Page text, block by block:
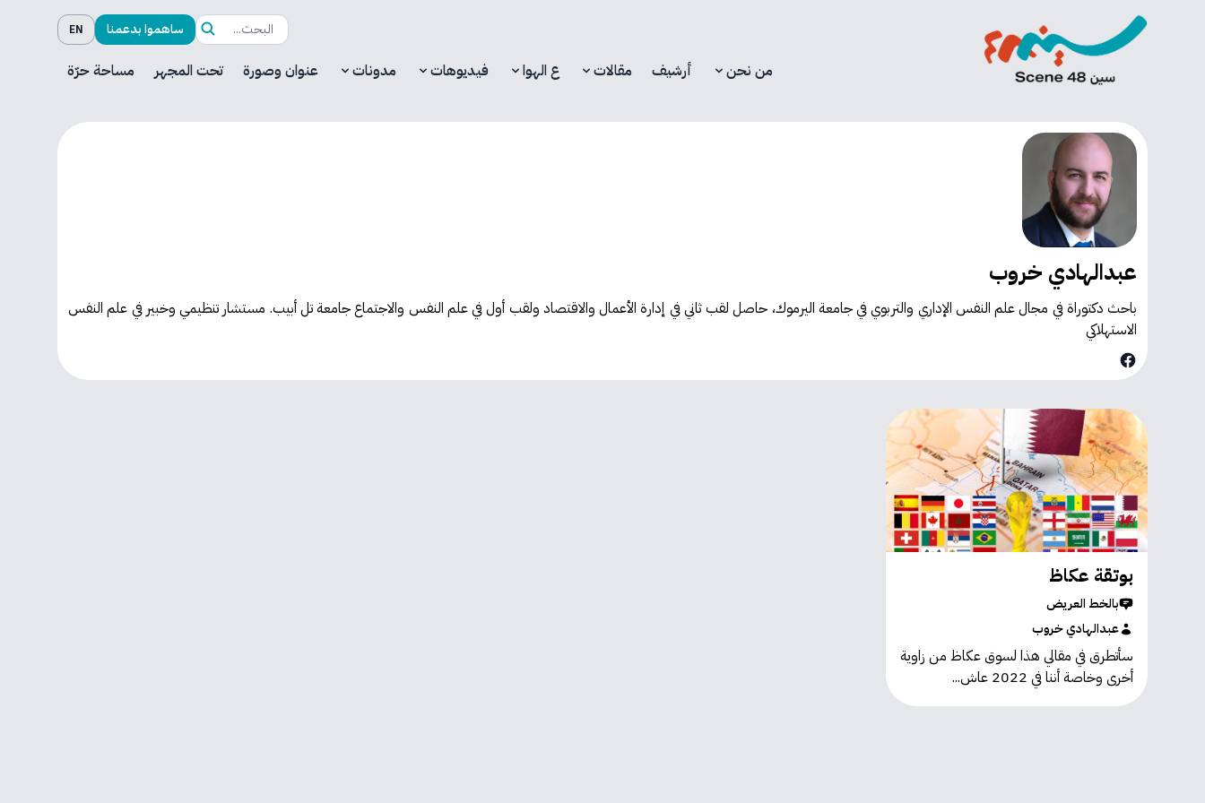
ساهموا بدعمنا EN
من نحن أرشيف مقالات ع الهوا فيديوهات مدونات عنوان وصورة تحت المجهر مساحة حرّة
عبدالهادي خروب
باحث دكتوراة في مجال علم النفس الإداري والتربوي في جامعة اليرموك، حاصل لقب ثاني في إدارة الأعمال والاقتصاد ولقب أول في علم النفس والاجتماع جامعة تل أبيب. مستشار تنظيمي وخبير في علم النفس
الاستهلاكي
Facebook
بوتقة عكاظ
بالخط العريض
عبدالهادي خروب
سأتطرق في مقالي هذا لسوق عكاظ من زاوية
أخرى وخاصة أننا في 2022 عاش...